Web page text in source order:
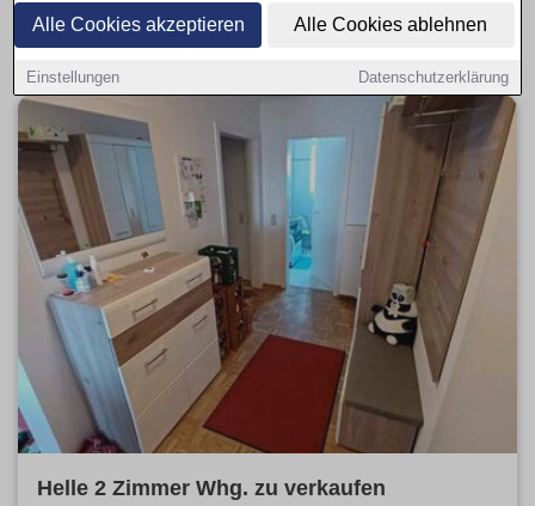
Alle Cookies akzeptieren Alle Cookies ablehnen
Einstellungen Datenschutzerklärung
Balkon
provisionsfrei.
Helle 2 Zimmer Whg. zu verkaufen